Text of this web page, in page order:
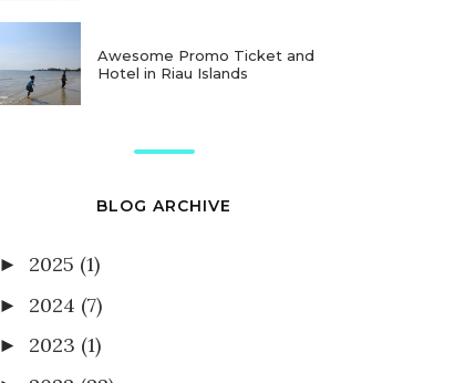
Awesome Promo Ticket and
Hotel in Riau Islands
BLOG ARCHIVE
► 2025 (1)
► 2024 (7)
► 2023 (1)